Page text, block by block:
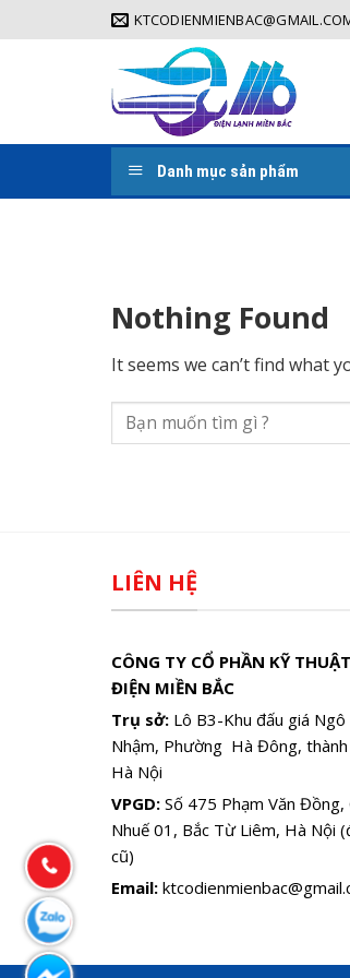
to
Danh mục sản phẩm
Nothing Found
It seems we can’t find what
LIÊN HỆ
CÔNG TY CỔ PHẦN KỸ
ĐIỆN MIỀN BẮC
Trụ sở: Lô B3-Khu đấu giá Ngô
Nhậm, Phường Hà Đông,
Hà Nội
VPGD: Số 475 Phạm Văn Đồng,
Nhuế 01, Bắc Từ Liêm, Hà Nội
cũ)
Email: